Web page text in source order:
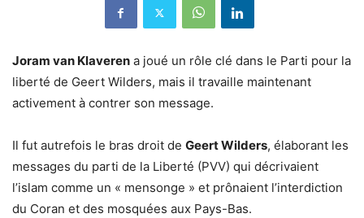
Joram van Klaveren a joué un rôle clé dans le Parti pour la
liberté de Geert Wilders, mais il travaille maintenant
activement à contrer son message.
Il fut autrefois le bras droit de Geert Wilders, élaborant les
messages du parti de la Liberté (PVV) qui décrivaient
l’islam comme un « mensonge » et prônaient l’interdiction
du Coran et des mosquées aux Pays-Bas.